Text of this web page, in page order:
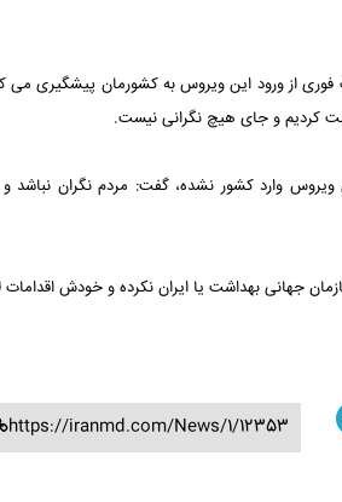
فوری از ورود این ویروس به کشورمان پیشگیری می
ویروس وارد کشور نشده، گفت: مردم نگران
جهانی بهداشت یا ایران نکرده و خودش اقدامات
https://iranmd.com/News/1/12353